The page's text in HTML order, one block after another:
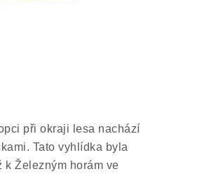
při okraji lesa nachází
Tato vyhlídka byla
k Železným horám ve